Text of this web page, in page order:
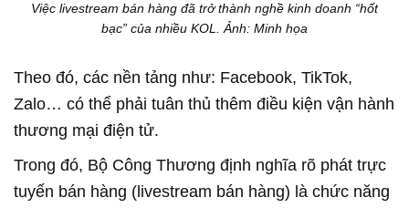
Việc livestream bán hàng đã trở thành nghề kinh doanh “hốt
bạc” của nhiều KOL. Ảnh: Minh họa
Theo đó, các nền tảng như: Facebook, TikTok,
Zalo… có thể phải tuân thủ thêm điều kiện vận hành
thương mại điện tử.
Trong đó, Bộ Công Thương định nghĩa rõ phát trực
tuyến bán hàng (livestream bán hàng) là chức năng